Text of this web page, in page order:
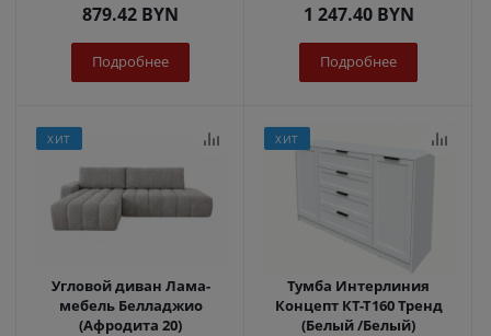
879.42 BYN
Подробнее
1 247.40BYN
Подробнее
ХИТ
Угловой диван Лама-
мебель Белладжио
(Афродита 20)
ХИТ
Тумба Интерлиния
Концепт КТ-Т160 Тренд
(Белый /Белый)